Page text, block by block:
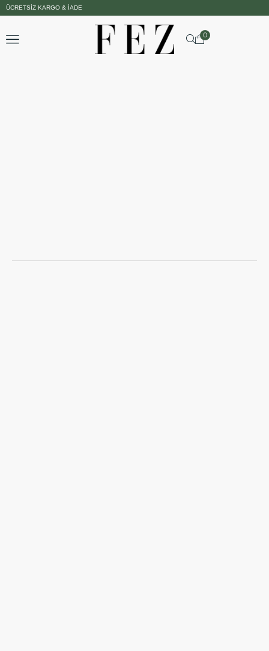
ÜCRETSIZ KARGO & İADE
0